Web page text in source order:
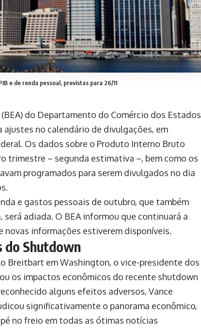
e de renda pessoal, previstas para 26/11
do Departamento do Comércio dos Estados
no calendário de divulgações, em
Os dados sobre o Produto Interno Bruto
trimestre – segunda estimativa –, bem como os
programados para serem divulgados no dia
e gastos pessoais de outubro, que também
adiada. O BEA informou que continuará a
novas informações estiverem disponíveis.
do Shutdown
Breitbart em Washington, o vice-presidente dos
os impactos econômicos do recente shutdown
alguns efeitos adversos, Vance
significativamente o panorama econômico,
no freio em todas as ótimas notícias